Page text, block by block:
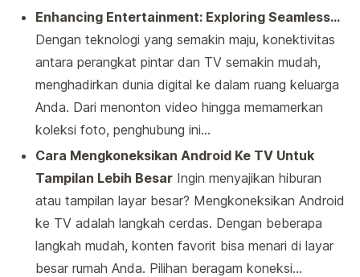
Enhancing Entertainment: Exploring Seamless…
Dengan teknologi yang semakin maju, konektivitas
antara perangkat pintar dan TV semakin mudah,
menghadirkan dunia digital ke dalam ruang keluarga
Anda. Dari menonton video hingga memamerkan
koleksi foto, penghubung ini…
Cara Mengkoneksikan Android Ke TV Untuk
Tampilan Lebih Besar Ingin menyajikan hiburan
atau tampilan layar besar? Mengkoneksikan Android
ke TV adalah langkah cerdas. Dengan beberapa
langkah mudah, konten favorit bisa menari di layar
besar rumah Anda. Pilihan beragam koneksi…